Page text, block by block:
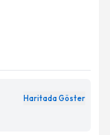
Aydınlatma
belirtilen
Haritada Göster